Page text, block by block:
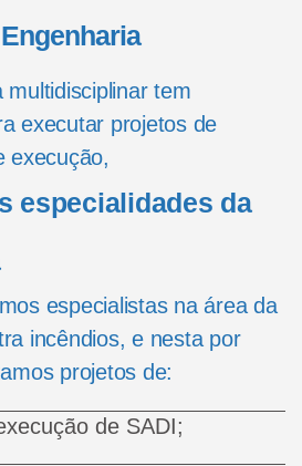
multidisciplinar tem
executar projetos de
execução,
especialidades da
especialistas na área da
incêndios, e nesta por
projetos de:
de SADI;